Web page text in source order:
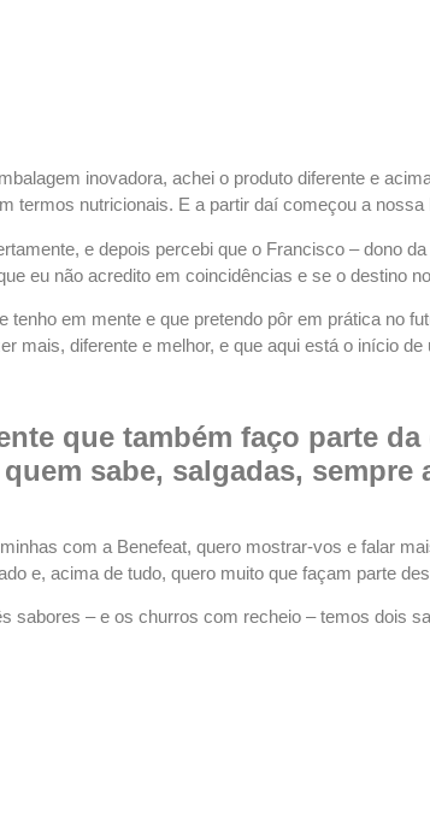
inovadora, achei o produto diferente e
termos nutricionais. E a partir daí começou a
e depois percebi que o Francisco – dono
eu não acredito em coincidências e se o destino
tenho em mente e que pretendo pôr em prática no
mais, diferente e melhor, e que aqui está o início
que também faço parte
sabe, salgadas, sempre
com a Benefeat, quero mostrar-vos e falar
e, acima de tudo, quero muito que façam parte
sabores – e os churros com recheio – temos dois